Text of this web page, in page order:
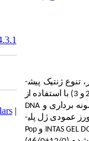
تنوع ژنتیک پیش­
) پرورشی مزارع منتخب استان آذربایجان غربی (1، 2 و 3) با استفاده از
DNA
عمودی ژل پلی­
INTASGEL و Pop
|